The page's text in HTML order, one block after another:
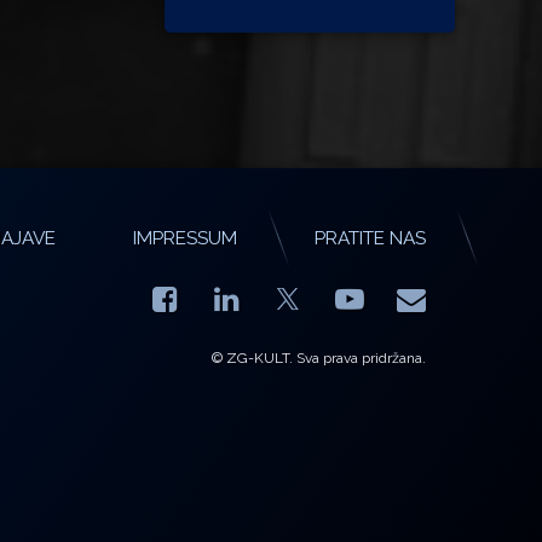
IMPRESSUM PRATITE NAS
Facebook
LinkedIn YouTube
E-mail
© ZG-KULT. Sva prava pridržana.